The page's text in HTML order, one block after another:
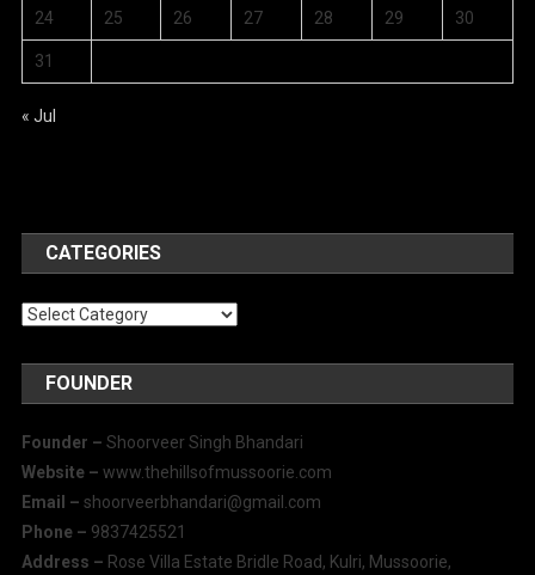
24 25 26 27 28 29 30
31
« Jul
CATEGORIES
Categories
FOUNDER
Founder – Shoorveer Singh Bhandari
Website – www.thehillsofmussoorie.com
Email – shoorveerbhandari@gmail.com
Phone – 9837425521
Address – Rose Villa Estate Bridle Road, Kulri, Mussoorie,